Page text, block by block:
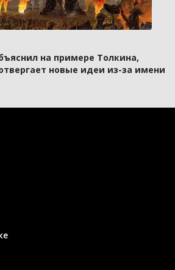
на примере Толкина,
новые идеи из-за имени